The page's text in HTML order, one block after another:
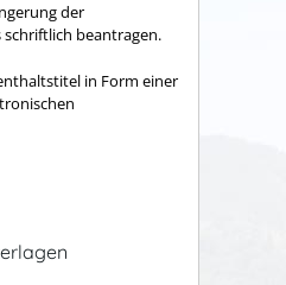
der
beantragen.
in Form einer